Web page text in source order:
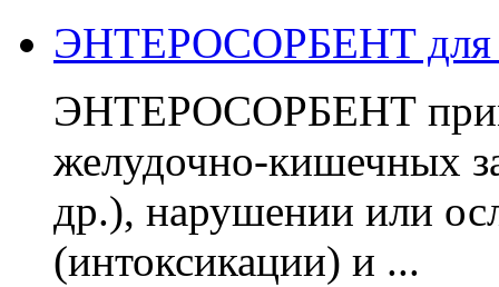
ЭНТЕРОСОРБЕНТ для
ЭНТЕРОСОРБЕНТ
желудочно-кишечных
др.), нарушении или
(интоксикации) и ...